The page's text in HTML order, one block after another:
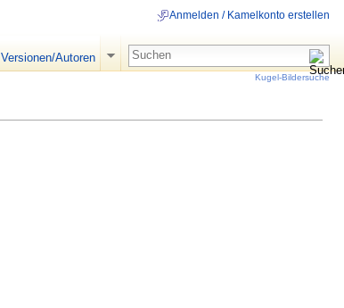
Anmelden / Kamelkonto erstellen
Versionen/Autoren
Kugel-Bildersuche